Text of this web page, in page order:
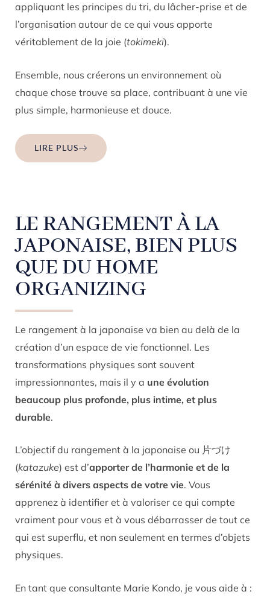
appliquant les principes du tri, du lâcher-prise et de
l’organisation autour de ce qui vous apporte
véritablement de la joie (tokimeki).
Ensemble, nous créerons un environnement où
chaque chose trouve sa place, contribuant à une vie
plus simple, harmonieuse et douce.
LIRE PLUS
LE RANGEMENT À LA
JAPONAISE, BIEN PLUS
QUE DU HOME
ORGANIZING
Le rangement à la japonaise va bien au delà de la
création d’un espace de vie fonctionnel. Les
transformations physiques sont souvent
impressionnantes, mais il y a une évolution
beaucoup plus profonde, plus intime, et plus
durable.
L’objectif du rangement à la japonaise ou 片づけ
(katazuke) est d’apporter de l’harmonie et de la
sérénité à divers aspects de votre vie. Vous
apprenez à identifier et à valoriser ce qui compte
vraiment pour vous et à vous débarrasser de tout ce
qui est superflu, et non seulement en termes d’objets
physiques.
En tant que consultante Marie Kondo, je vous aide à :